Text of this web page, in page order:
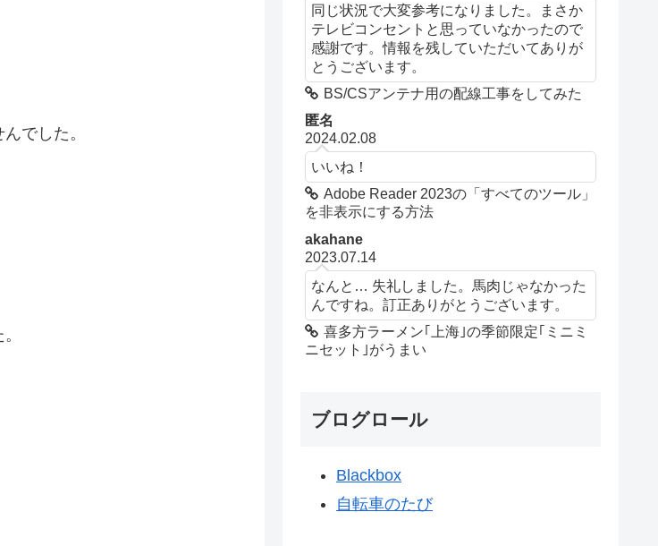
でした。
同じ状況で大変参考になりました。まさか
テレビコンセントと思っていなかったので
感謝です。情報を残していただいてありが
とうございます。
BS/CSアンテナ用の配線工事をしてみた
匿名
2024.02.08
いいね！
Adobe Reader 2023の「すべてのツール」
を非表示にする方法
akahane
2023.07.14
なんと… 失礼しました。馬肉じゃなかった
んですね。訂正ありがとうございます。
喜多方ラーメン｢上海｣の季節限定｢ミニミ
ニセット｣がうまい
ブログロール
Blackbox
自転車のたび